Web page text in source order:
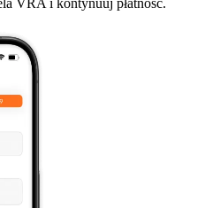
VRA i kontynuuj płatność.